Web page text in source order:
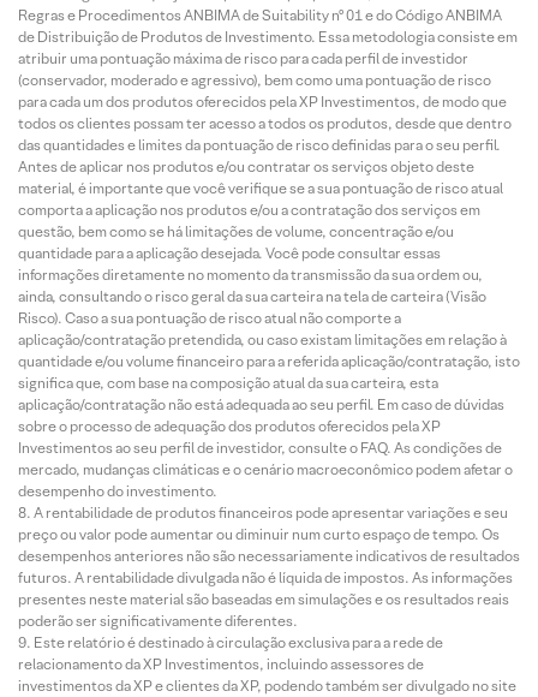
Regras e Procedimentos ANBIMA de Suitability nº 01 e do Código ANBIMA
de Distribuição de Produtos de Investimento. Essa metodologia consiste em
atribuir uma pontuação máxima de risco para cada perfil de investidor
(conservador, moderado e agressivo), bem como uma pontuação de risco
para cada um dos produtos oferecidos pela XP Investimentos, de modo que
todos os clientes possam ter acesso a todos os produtos, desde que dentro
das quantidades e limites da pontuação de risco definidas para o seu perfil.
Antes de aplicar nos produtos e/ou contratar os serviços objeto deste
material, é importante que você verifique se a sua pontuação de risco atual
comporta a aplicação nos produtos e/ou a contratação dos serviços em
questão, bem como se há limitações de volume, concentração e/ou
quantidade para a aplicação desejada. Você pode consultar essas
informações diretamente no momento da transmissão da sua ordem ou,
ainda, consultando o risco geral da sua carteira na tela de carteira (Visão
Risco). Caso a sua pontuação de risco atual não comporte a
aplicação/contratação pretendida, ou caso existam limitações em relação à
quantidade e/ou volume financeiro para a referida aplicação/contratação, isto
significa que, com base na composição atual da sua carteira, esta
aplicação/contratação não está adequada ao seu perfil. Em caso de dúvidas
sobre o processo de adequação dos produtos oferecidos pela XP
Investimentos ao seu perfil de investidor, consulte o FAQ. As condições de
mercado, mudanças climáticas e o cenário macroeconômico podem afetar o
desempenho do investimento.
A rentabilidade de produtos financeiros pode apresentar variações e seu
preço ou valor pode aumentar ou diminuir num curto espaço de tempo. Os
desempenhos anteriores não são necessariamente indicativos de resultados
futuros. A rentabilidade divulgada não é líquida de impostos. As informações
presentes neste material são baseadas em simulações e os resultados reais
poderão ser significativamente diferentes.
Este relatório é destinado à circulação exclusiva para a rede de
relacionamento da XP Investimentos, incluindo assessores de
investimentos da XP e clientes da XP, podendo também ser divulgado no site